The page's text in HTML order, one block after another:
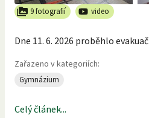
9 fotografií video
Dne 11. 6. 2026 proběhlo
Zařazeno v kategoriích:
Gymnázium
Celý článek...